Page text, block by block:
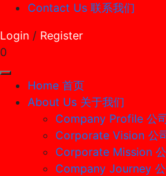
Contact Us 联系我们
Login / Register
0
Home 首页
About Us 关于我们
Company Profile 公
Corporate Vision 公
Corporate Mission
Company Journey